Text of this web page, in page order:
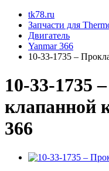
tk78.ru
Запчасти для
Двигатель
Yanmar 366
10-33-1735 –
10-33-1735
клапанной
366